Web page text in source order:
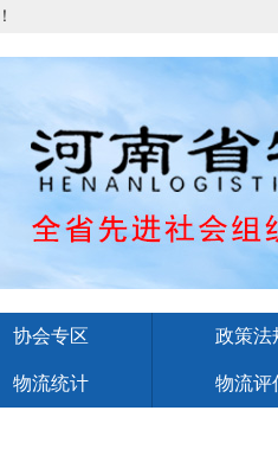
协会专区 政策法
物流统计 物流评